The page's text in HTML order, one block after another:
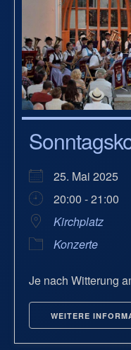
25. Mai 2025
20:00 - 21:00
Kirchplatz
Konzerte
Je nach Witterung
WEITERE